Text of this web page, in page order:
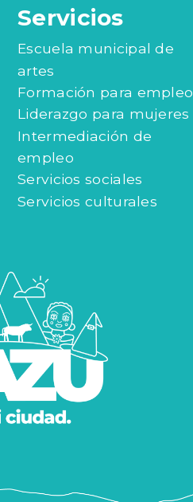
Servicios
Escuela municipal de
artes
Formación para empleo
Liderazgo para mujeres
Intermediación de
empleo
Servicios sociales
Servicios culturales